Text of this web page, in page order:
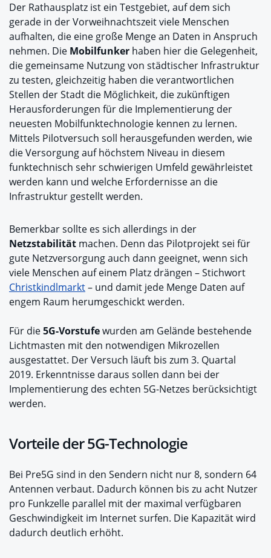
Der Rathausplatz ist ein Testgebiet, auf dem sich
gerade in der Vorweihnachtszeit viele Menschen
aufhalten, die eine große Menge an Daten in Anspruch
nehmen. Die Mobilfunker haben hier die Gelegenheit,
die gemeinsame Nutzung von städtischer Infrastruktur
zu testen, gleichzeitig haben die verantwortlichen
Stellen der Stadt die Möglichkeit, die zukünftigen
Herausforderungen für die Implementierung der
neuesten Mobilfunktechnologie kennen zu lernen.
Mittels Pilotversuch soll herausgefunden werden, wie
die Versorgung auf höchstem Niveau in diesem
funktechnisch sehr schwierigen Umfeld gewährleistet
werden kann und welche Erfordernisse an die
Infrastruktur gestellt werden.
Bemerkbar sollte es sich allerdings in der
Netzstabilität machen. Denn das Pilotprojekt sei für
gute Netzversorgung auch dann geeignet, wenn sich
viele Menschen auf einem Platz drängen – Stichwort
Christkindlmarkt– und damit jede Menge Daten auf
engem Raum herumgeschickt werden.
Für die5G-Vorstufewurden am Gelände bestehende
Lichtmasten mit den notwendigen Mikrozellen
ausgestattet. Der Versuch läuft bis zum 3. Quartal
2019. Erkenntnisse daraus sollen dann bei der
Implementierung des echten 5G-Netzes berücksichtigt
werden.
Vorteile der 5G-Technologie
Bei Pre5G sind in den Sendern nicht nur 8, sondern 64
Antennen verbaut. Dadurch können bis zu acht Nutzer
pro Funkzelle parallel mit der maximal verfügbaren
Geschwindigkeit im Internet surfen. Die Kapazität wird
dadurch deutlich erhöht.